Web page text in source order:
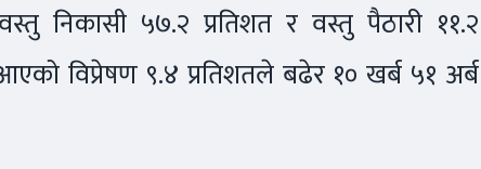
निकासी ५७.२ प्रतिशत र वस्तु पैठारी ११.२
विप्रेषण ९.४ प्रतिशतले बढेर १० खर्ब ५१ अर्ब